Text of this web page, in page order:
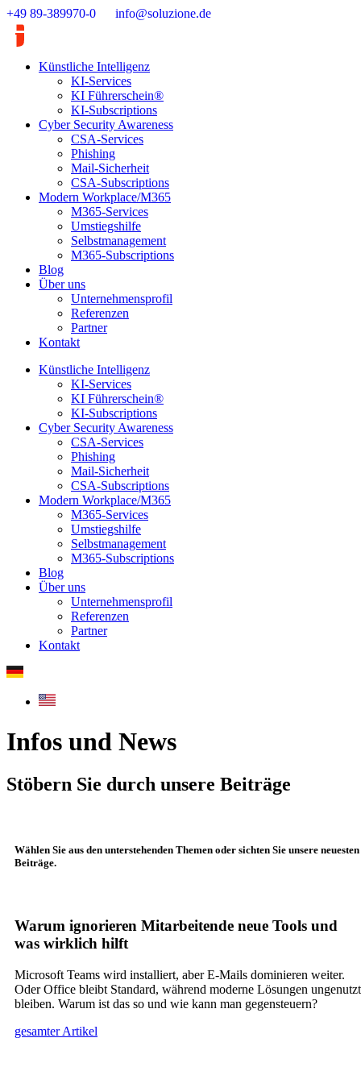
Zum
Inhalt
springen
+49 89-389970-0 info@soluzione.de
Künstliche Intelligenz
KI-Services
KI Führerschein®
KI-Subscriptions
Cyber Security Awareness
CSA-Services
Phishing
Mail-Sicherheit
CSA-Subscriptions
Modern Workplace/M365
M365-Services
Umstiegshilfe
Selbstmanagement
M365-Subscriptions
Blog
Über uns
Unternehmensprofil
Referenzen
Partner
Kontakt
Künstliche Intelligenz
KI-Services
KI Führerschein®
KI-Subscriptions
Cyber Security Awareness
CSA-Services
Phishing
Mail-Sicherheit
CSA-Subscriptions
Modern Workplace/M365
M365-Services
Umstiegshilfe
Selbstmanagement
M365-Subscriptions
Blog
Über uns
Unternehmensprofil
Referenzen
Partner
Kontakt
Infos und News
Stöbern Sie durch unsere Beiträge
Wählen Sie aus den unterstehenden Themen oder sichten Sie unsere neuesten
Beiträge.
Warum ignorieren Mitarbeitende neue Tools und
was wirklich hilft
Microsoft Teams wird installiert, aber E-Mails dominieren weiter.
Oder Office bleibt Standard, während moderne Lösungen ungenutzt
bleiben. Warum ist das so und wie kann man gegensteuern?
gesamter Artikel